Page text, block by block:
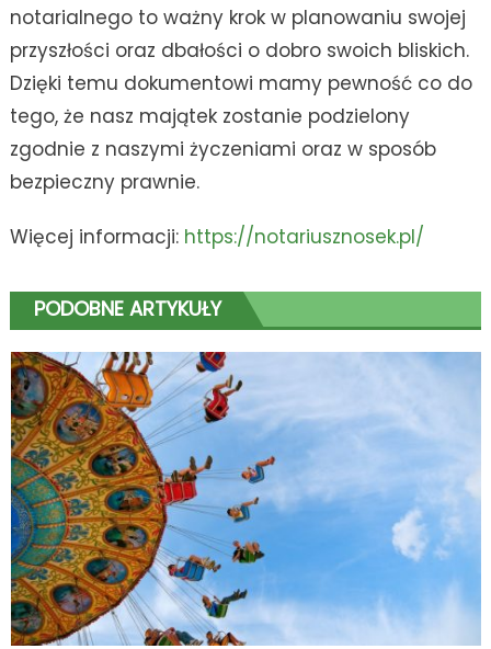
notarialnego to ważny krok w planowaniu swojej
przyszłości oraz dbałości o dobro swoich bliskich.
Dzięki temu dokumentowi mamy pewność co do
tego, że nasz majątek zostanie podzielony
zgodnie z naszymi życzeniami oraz w sposób
bezpieczny prawnie.
Więcej informacji: https://notariusznosek.pl/
PODOBNE ARTYKUŁY